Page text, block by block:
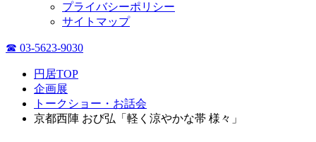
プライバシーポリシー
サイトマップ
☎ 03-5623-9030
円居TOP
企画展
トークショー・お話会
京都西陣 おび弘「軽く涼やかな帯 様々」